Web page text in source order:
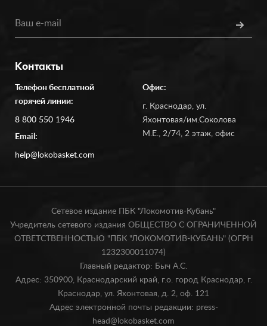
Контакты
Телефон бесплатной
горячей линии:
8 800 550 1946
Email:
help@lokobasket.com
Офис:
г. Краснодар, ул.
Яхонтовая/им.Соколова
М.Е., 2/74, 2 этаж, офис
Сетевое издание ПБК "Локомотив-Кубань"
Учредитель сетевого издания ОБЩЕСТВО С ОГРАНИЧЕННОЙ
ОТВЕТСТВЕННОСТЬЮ "ПБК "ЛОКОМОТИВ-КУБАНЬ" (ОГРН
1232300011074)
Главный редактор: Быч А.С.
Адрес: 350900, Краснодарский край, г.о. город Краснодар, г.
Краснодар, ул. Яхонтовая, д. 2, оф. 121
Адрес электронной почты редакции: press-
head@lokobasket.com